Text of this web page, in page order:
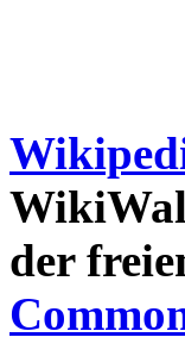
der